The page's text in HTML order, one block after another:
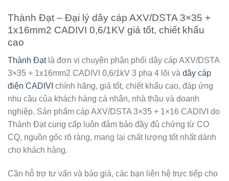
Thành Đạt – Đại lý dây cáp AXV/DSTA 3×35 +
1x16mm2 CADIVI 0,6/1KV giá tốt, chiết khấu
cao
Thành Đạtlà đơn vị chuyên phân phối dây cáp AXV/DSTA
3×35 + 1x16mm2 CADIVI 0,6/1kV 3 pha 4 lõi và dây cáp
điện CADIVI chính hãng, giá tốt, chiết khấu cao, đáp ứng
nhu cầu của khách hàng cá nhân, nhà thầu và doanh
nghiệp. Sản phẩm cáp AXV/DSTA 3×35 + 1×16 CADIVI do
Thành Đạt cung cấp luôn đảm bảo đầy đủ chứng từ CO
CQ, nguồn gốc rõ ràng, mang lại chất lượng tốt nhất dành
cho khách hàng.
Cần hỗ trợ tư vấn và báo giá, các bạn liên hệ trực tiếp cho